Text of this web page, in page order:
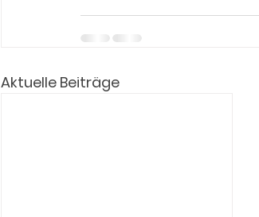
Aktuelle Beiträge